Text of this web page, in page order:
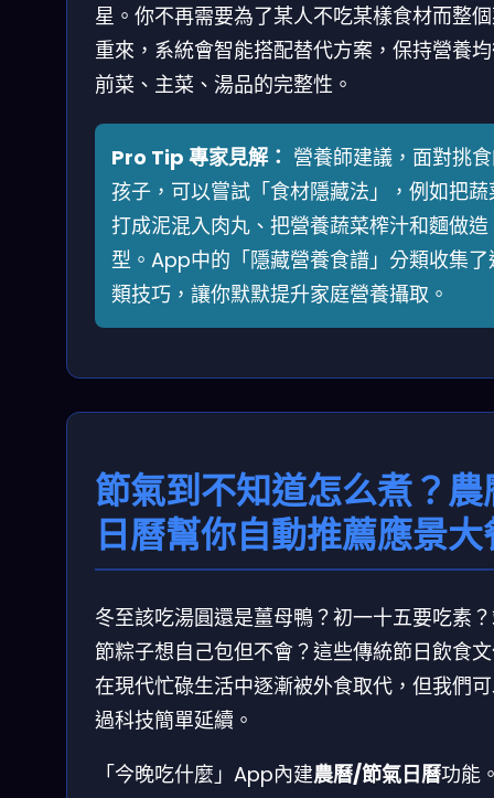
星。你不再需要為了某人不吃某樣食材而整
重來，系統會智能搭配替代方案，保持營養
前菜、主菜、湯品的完整性。
Pro Tip 專家見解： 營養師建議，面對挑
孩子，可以嘗試「食材隱藏法」，例如把蔬
打成泥混入肉丸、把營養蔬菜榨汁和麵做造
型。App中的「隱藏營養食譜」分類收集了
類技巧，讓你默默提升家庭營養攝取。
節氣到不知道怎么煮？農
日曆幫你自動推薦應景大
冬至該吃湯圓還是薑母鴨？初一十五要吃素
節粽子想自己包但不會？這些傳統節日飲食
在現代忙碌生活中逐漸被外食取代，但我們
過科技簡單延續。
「今晚吃什麼」App內建農曆/節氣日曆功能